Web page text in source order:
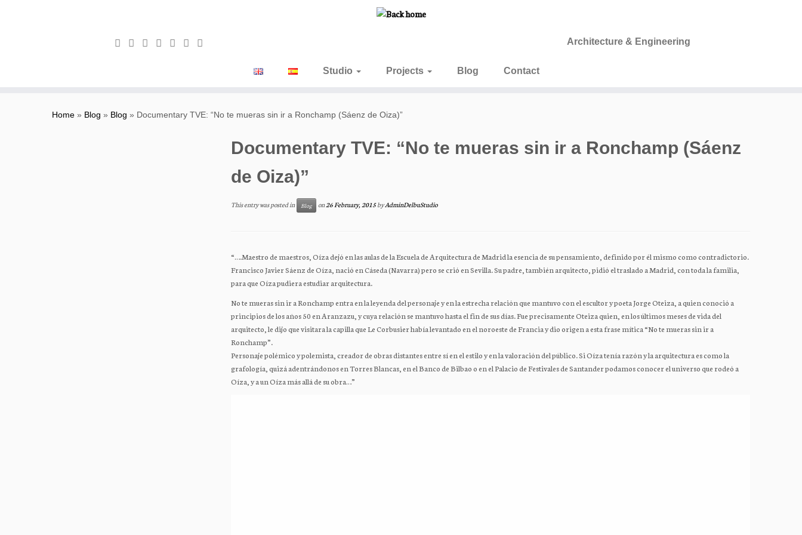
Architecture & Engineering
Studio Projects Blog Contact
Home » Blog » Blog » Documentary TVE: “No te mueras sin ir a Ronchamp (Sáenz de Oiza)”
Documentary TVE: “No te mueras sin ir a Ronchamp (Sáenz
de Oiza)”
This entry was posted in Blog on26 February, 2015 byAdminDelbuStudio
“….Maestro de maestros, Oíza dejó en las aulas de la Escuela de Arquitectura de Madrid la esencia de su pensamiento, definido por él mismo como contradictorio.
Francisco Javier Sáenz de Oíza, nació en Cáseda (Navarra) pero se crió en Sevilla. Su padre, también arquitecto, pidió el traslado a Madrid, con toda la familia,
para que Oíza pudiera estudiar arquitectura.
No te mueras sin ir a Ronchamp entra en la leyenda del personaje y en la estrecha relación que mantuvo con el escultor y poeta Jorge Oteiza, a quien conoció a
principios de los años 50 en Aranzazu, y cuya relación se mantuvo hasta el fin de sus días. Fue precisamente Oteiza quien, en los últimos meses de vida del
arquitecto, le dijo que visitara la capilla que Le Corbusier había levantado en el noroeste de Francia y dio origen a esta frase mítica “No te mueras sin ir a
Ronchamp”.
Personaje polémico y polemista, creador de obras distantes entre sí en el estilo y en la valoración del público. Si Oíza tenía razón y la arquitectura es como la
grafología, quizá adentrándonos en Torres Blancas, en el Banco de Bilbao o en el Palacio de Festivales de Santander podamos conocer el universo que rodeó a
Oíza, y a un Oíza más allá de su obra…”